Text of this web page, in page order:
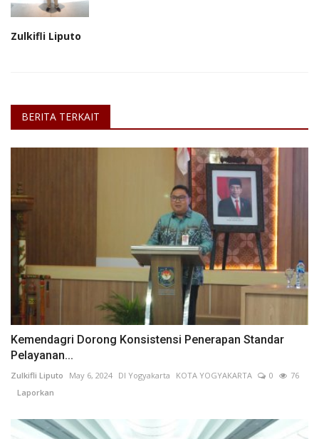
Zulkifli Liputo
BERITA TERKAIT
Kemendagri Dorong Konsistensi Penerapan Standar
Pelayanan...
Zulkifli Liputo May 6, 2024 DI Yogyakarta KOTA YOGYAKARTA 0
76
Laporkan